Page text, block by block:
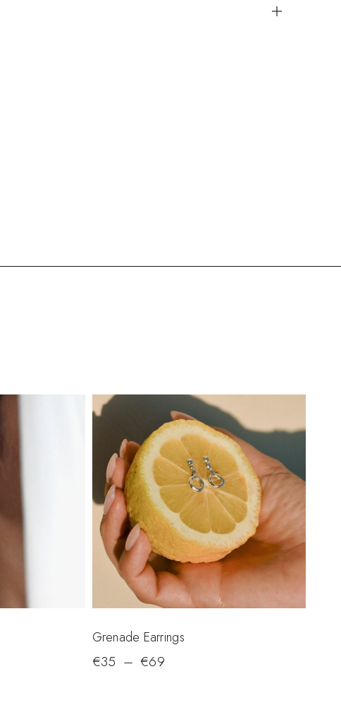
Grenade Earrings
€35 – €69